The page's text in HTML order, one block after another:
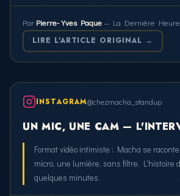
Par Pierre-Yves Paque— La Dernière
LIRE L'ARTICLE ORIGINAL →
INSTAGRAM@chezmacha_standup
UN MIC, UNE CAM —
Format vidéo intimiste : Macha se
micro, une lumière, sans filtre. L'histoire
quelques minutes.